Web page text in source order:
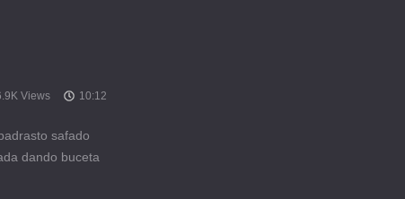
Views 10:12
safado
dando buceta